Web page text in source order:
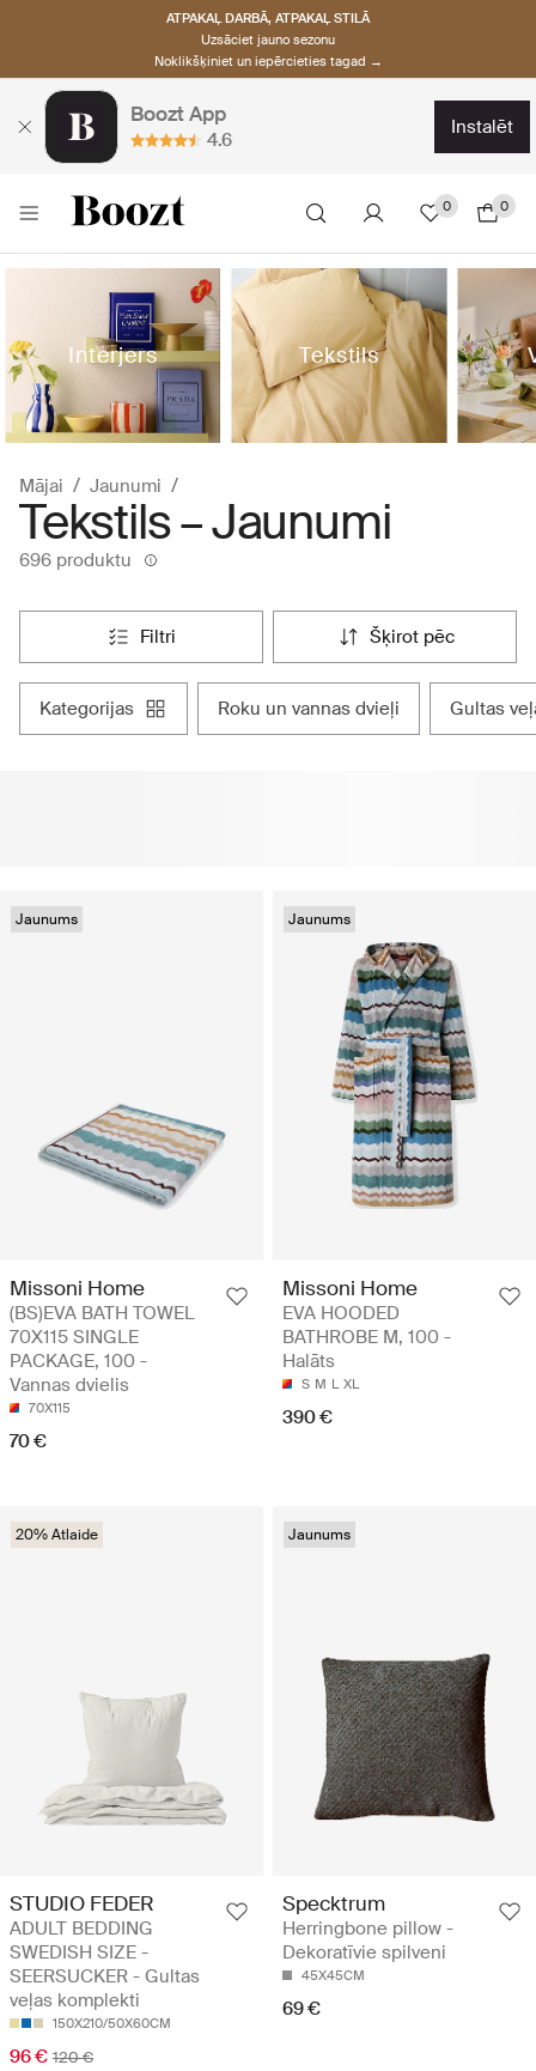
ATPAKAĻ DARBĀ, ATPAKAĻ STILĀ
Uzsāciet jauno sezonu
Noklikšķiniet un iepērcieties tagad →
Boozt App
4.6
instalēt
0 0
Interjers Tekstils
Mājai Jaunumi
Tekstils – Jaunumi
696 produktu
filtri šķirot pēc
kategorijas roku un vannas dvieļi gultas
Jaunums
Missoni Home
(BS)EVA BATH TOWEL
70X115 SINGLE
PACKAGE, 100 -
Vannas dvielis
70X115
70 €
Jaunums
Missoni Home
EVA HOODED
BATHROBE M, 100 -
Halāts
S M L XL
390 €
20% Atlaide
STUDIO FEDER
ADULT BEDDING
SWEDISH SIZE -
SEERSUCKER - Gultas
veļas komplekti
150X210/50X60CM
96 € 120 €
Jaunums
Specktrum
Herringbone pillow -
Dekoratīvie spilveni
45X45CM
69 €